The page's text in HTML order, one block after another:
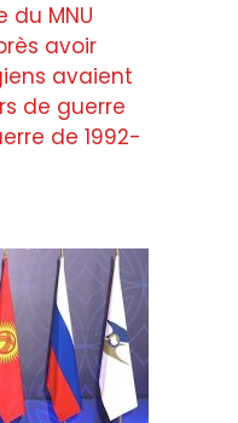
du MNU
avoir
avaient
de guerre
de 1992-